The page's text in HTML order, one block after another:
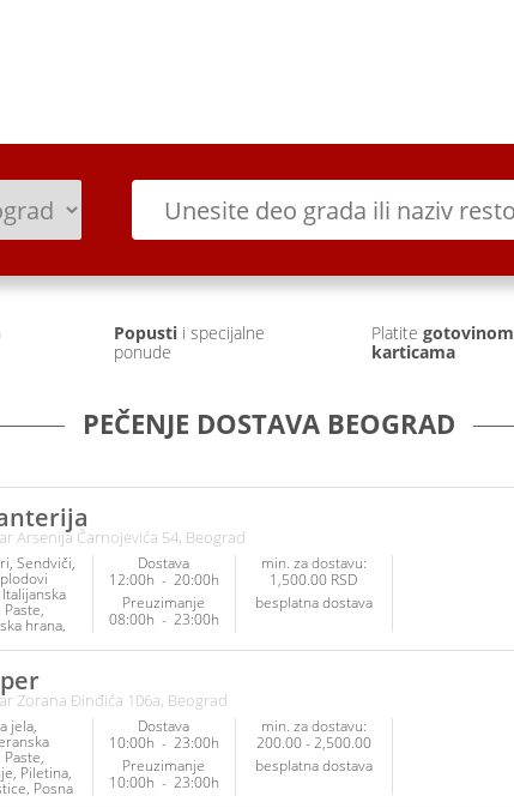
Popustii specijalne
ponude
Platite gotovinom
karticama
PEČENJE DOSTAVA BEOGRAD
Arsenija Čarnojevića 54, Beograd
Sendviči
Italijanska
Paste
hrana
Salate
Pečenje
Napici
Dostava
12:00h - 20:00h
Preuzimanje
08:00h - 23:00h
min. za dostavu:
1,500.00 RSD
besplatna dostava
Zorana Đinđića 106a, Beograd
jela
Paste
Piletina
Posna
Dostava
10:00h - 23:00h
Preuzimanje
10:00h - 23:00h
min. za dostavu:
200.00 - 2,500.00
besplatna dostava